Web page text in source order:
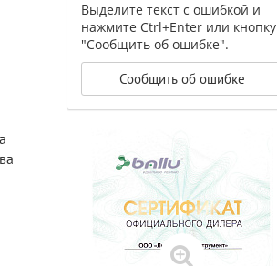
Выделите текст с ошибкой и
нажмите Ctrl+Enter или кнопку
"Сообщить об ошибке".
Сообщить об ошибке